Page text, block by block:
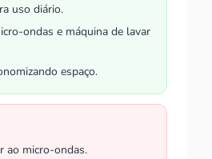
uso diário.
ondas e máquina de lavar
espaço.
ao micro-ondas.